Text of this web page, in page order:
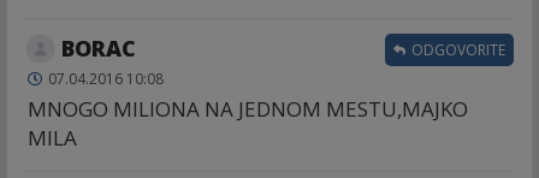
BORAC
07.04.2016 10:08
MNOGO MILIONA NA JEDNOM MESTU,MAJKO
MILA
ODGOVORITE